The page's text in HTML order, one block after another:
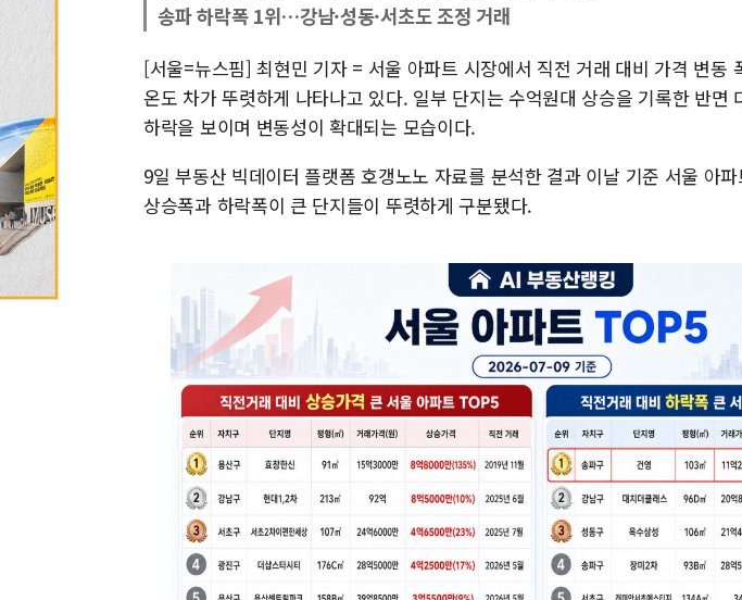
송파 하락폭 1위…강남·성동·서초도 조정 거래
[서울=뉴스핌] 최현민 기자 = 서울 아파트 시장에서 직전 거래 대비 가격 변동
온도 차가 뚜렷하게 나타나고 있다. 일부 단지는 수억원대 상승을 기록한 반면
하락을 보이며 변동성이 확대되는 모습이다.
9일 부동산 빅데이터 플랫폼 호갱노노 자료를 분석한 결과 이날 기준 서울 아
상승폭과 하락폭이 큰 단지들이 뚜렷하게 구분됐다.